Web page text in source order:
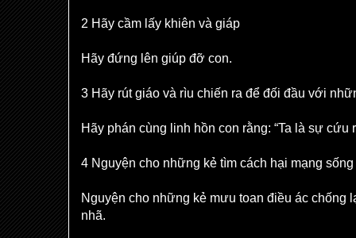
2 Hãy cầm lấy khiên và giáp
Hãy đứng lên giúp đỡ con.
3 Hãy rút giáo và rìu chiến ra để đối đầu với
Hãy phán cùng linh hồn con rằng: “Ta là sự cứu
4 Nguyện cho những kẻ tìm cách hại mạng
Nguyện cho những kẻ mưu toan điều ác chống
nhã.